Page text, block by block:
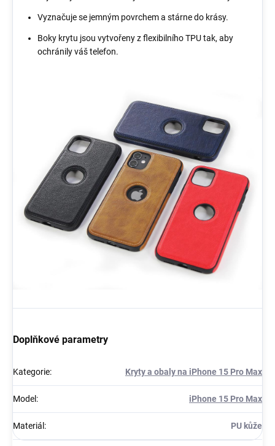
Vyznačuje se jemným povrchem a stárne do krásy.
Boky krytu jsou vytvořeny z flexibilního TPU tak, aby
ochránily váš telefon.
Doplňkové parametry
Kategorie: Kryty a obaly na iPhone 15 Pro Max
Model : iPhone 15 Pro Max
Materiál : PU kůže